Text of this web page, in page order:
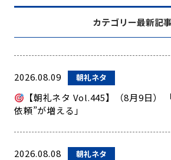
カテゴリー最新記事
2026.08.09 朝礼ネタ
【朝礼ネタ Vol.445】（8月9日）
依頼”が増える」
2026.08.08 朝礼ネタ